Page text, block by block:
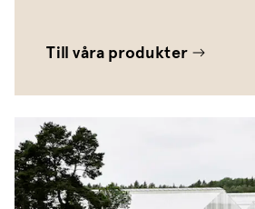
Till våra produkter